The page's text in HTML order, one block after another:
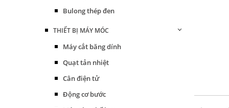
Bulong thép đen
THIẾT BỊ MÁY MÓC
Máy cắt băng dính
Quạt tản nhiệt
Cân điện tử
Động cơ bước